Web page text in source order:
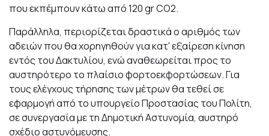
που εκπέμπουν κάτω από 120 gr CO2.
Παράλληλα, περιορίζεται δραστικά ο αριθμός των
αδειών που θα χορηγηθούν για κατ' εξαίρεση κίνηση
εντός του Δακτυλίου, ενώ αναθεωρείται προς το
αυστηρότερο το πλαίσιο φορτοεκφορτώσεων. Για
τους ελέγχους τήρησης των μέτρων θα τεθεί σε
εφαρμογή από το υπουργείο Προστασίας του Πολίτη,
σε συνεργασία με τη Δημοτική Αστυνομία, αυστηρό
σχέδιο αστυνόμευσης.